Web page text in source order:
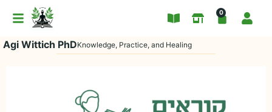
0
Agi Wittich PhDKnowledge, Practice, and Healing